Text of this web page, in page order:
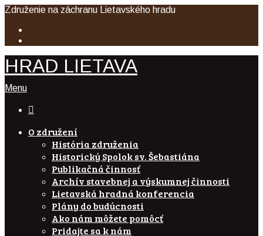
Združenie na záchranu Lietavského hradu
HRAD LIETAVA
Menu

O združení
História združenia
Historický Spolok sv. Šebastiána
Publikačná činnosť
Archív stavebnej a výskumnej činnosti
Lietavská hradná konferencia
Plány do budúcnosti
Ako nám môžete pomôcť
Pridajte sa k nám